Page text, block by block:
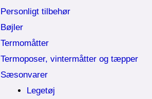
Personligt tilbehør
Bøjler
Termomåtter
Termoposer, vintermåtter og tæpper
Sæsonvarer
Legetøj